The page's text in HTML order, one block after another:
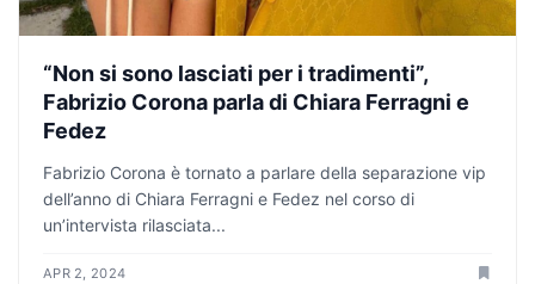
“Non si sono lasciati per i tradimenti”,
Fabrizio Corona parla di Chiara Ferragni e
Fedez
Fabrizio Corona è tornato a parlare della separazione vip
dell’anno di Chiara Ferragni e Fedez nel corso di
un’intervista rilasciata...
APR 2, 2024